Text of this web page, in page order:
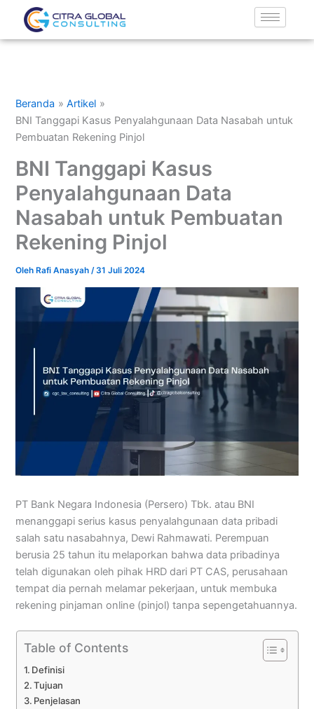
Lewati
konten
Beranda
Artikel
BNI Tanggapi Kasus Penyalahgunaan Data Nasabah untuk
Pembuatan Rekening Pinjol
BNI Tanggapi Kasus
Penyalahgunaan Data
Nasabah untuk Pembuatan
Rekening Pinjol
Oleh Rafi Anasyah/31 Juli 2024
PT Bank Negara Indonesia (Persero) Tbk. atau BNI
menanggapi serius kasus penyalahgunaan data pribadi
salah satu nasabahnya, Dewi Rahmawati. Perempuan
berusia 25 tahun itu melaporkan bahwa data pribadinya
telah digunakan oleh pihak HRD dari PT CAS, perusahaan
tempat dia pernah melamar pekerjaan, untuk membuka
rekening pinjaman online (pinjol) tanpa sepengetahuannya.
Table of Contents
Definisi
Tujuan
Penjelasan